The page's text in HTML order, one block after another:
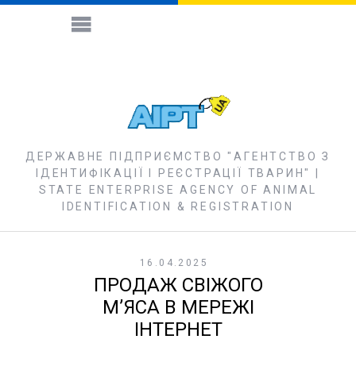
ДЕРЖАВНЕ ПІДПРИЄМСТВО "АГЕНТСТВО З
ІДЕНТИФІКАЦІЇ І РЕЄСТРАЦІЇ ТВАРИН" |
STATE ENTERPRISE AGENCY OF ANIMAL
IDENTIFICATION & REGISTRATION
16.04.2025
ПРОДАЖ СВІЖОГО
МʼЯСА В МЕРЕЖІ
ІНТЕРНЕТ